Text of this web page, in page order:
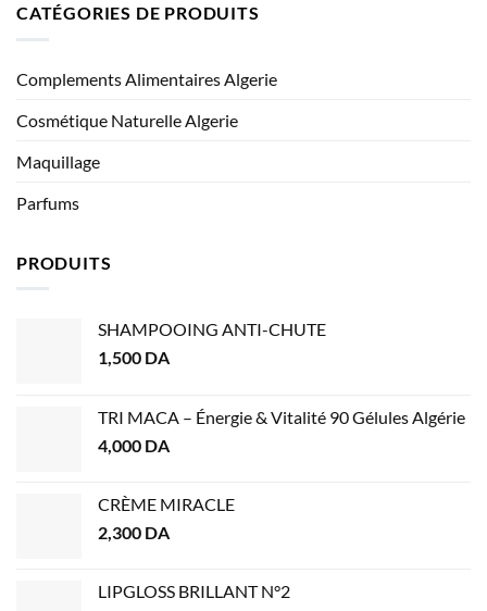
CATÉGORIES DE PRODUITS
Complements Alimentaires Algerie
Cosmétique Naturelle Algerie
Maquillage
Parfums
PRODUITS
SHAMPOOING ANTI-CHUTE
1,500 DA
TRI MACA – Énergie & Vitalité 90 Gélules Algérie
4,000 DA
CRÈME MIRACLE
2,300 DA
LIPGLOSS BRILLANT N°2